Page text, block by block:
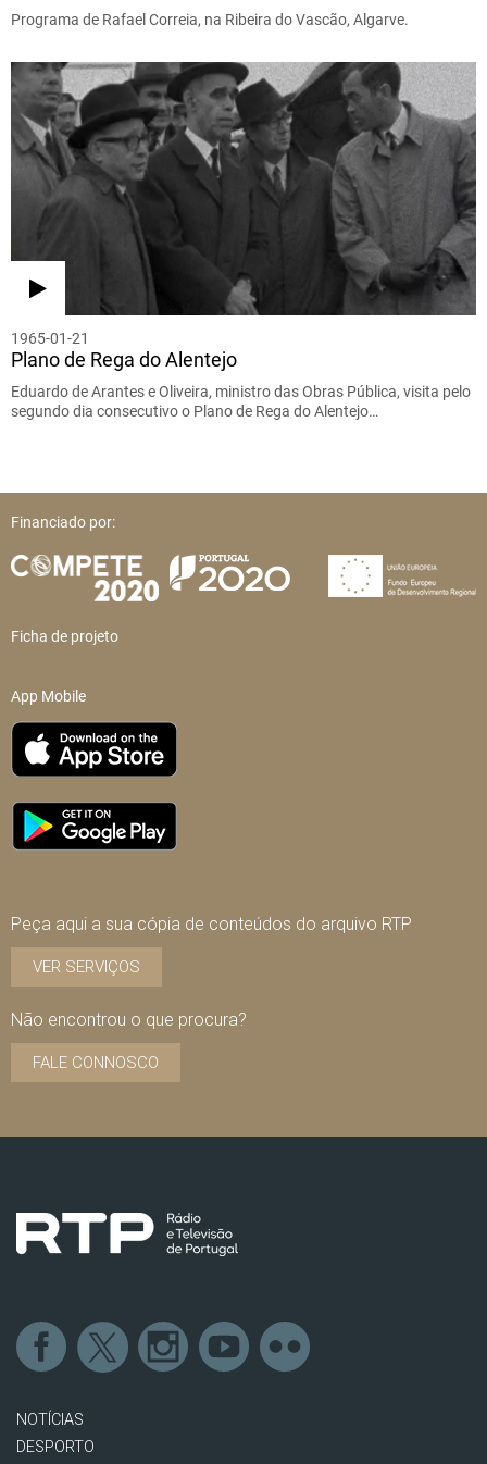
Programa de Rafael Correia, na Ribeira do Vascão, Algarve.
1965-01-21
Plano de Rega do Alentejo
Eduardo de Arantes e Oliveira, ministro das Obras Pública, visita pelo
segundo dia consecutivo o Plano de Rega do Alentejo…
Financiado por:
Ficha de projeto
App Mobile
Peça aqui a sua cópia de conteúdos do arquivo RTP
VER SERVIÇOS
Não encontrou o que procura?
FALE CONNOSCO
NOTÍCIAS
DESPORTO